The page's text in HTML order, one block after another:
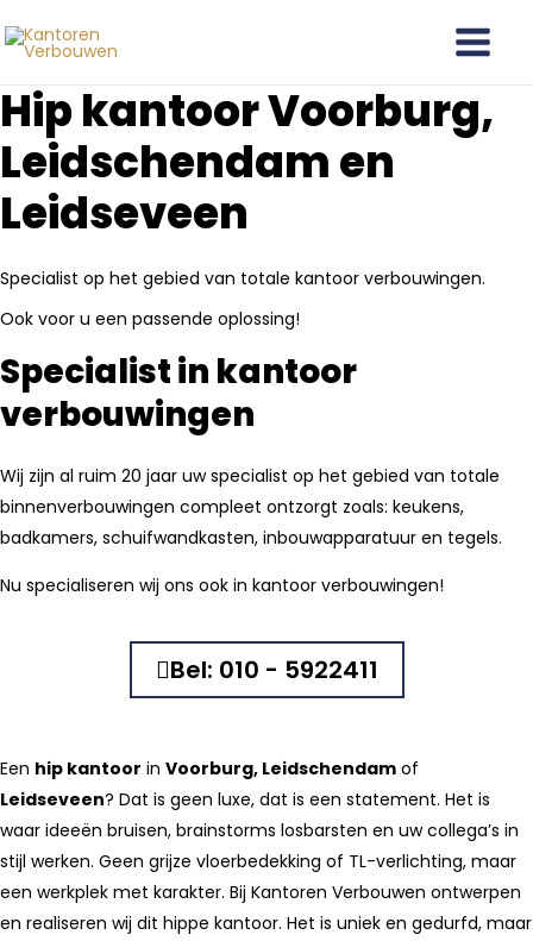
naar
inhoud
Main
Menu
Hip kantoor Voorburg,
Leidschendam en
Leidseveen
Specialist op het gebied van totale kantoor verbouwingen.
Ook voor u een passende oplossing!
Specialist in kantoor
verbouwingen
Wij zijn al ruim 20 jaar uw specialist op het gebied van totale
binnenverbouwingen compleet ontzorgt zoals: keukens,
badkamers, schuifwandkasten, inbouwapparatuur en tegels.
Nu specialiseren wij ons ook in kantoor verbouwingen!
Bel: 010 - 5922411
Een hip kantoor in Voorburg, Leidschendam of
Leidseveen? Dat is geen luxe, dat is een statement. Het is
waar ideeën bruisen, brainstorms losbarsten en uw collega’s in
stijl werken. Geen grijze vloerbedekking of TL-verlichting, maar
een werkplek met karakter. Bij Kantoren Verbouwen ontwerpen
en realiseren wij dit hippe kantoor. Het is uniek en gedurfd, maar